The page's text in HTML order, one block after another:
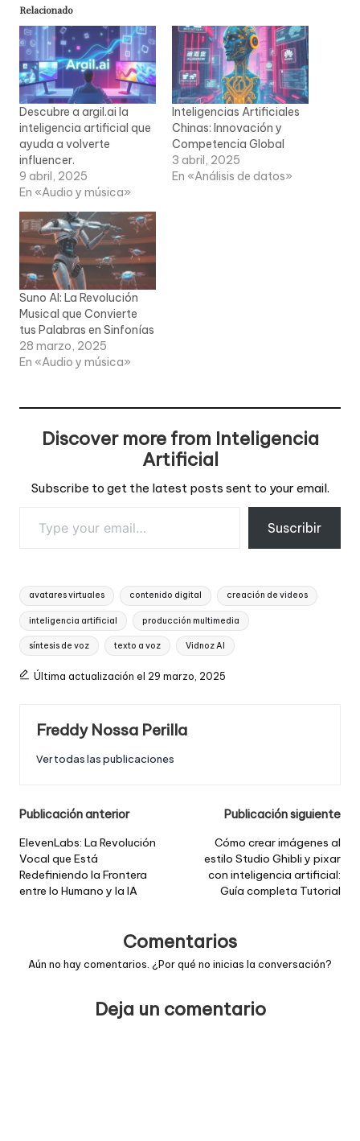
Relacionado
Descubre a argil.ai la
inteligencia artificial que
ayuda a volverte
influencer.
9 abril, 2025
En «Audio y música»
Inteligencias Artificiales
Chinas: Innovación y
Competencia Global
3 abril, 2025
En «Análisis de datos»
Suno AI: La Revolución
Musical que Convierte
tus Palabras en Sinfonías
28 marzo, 2025
En «Audio y música»
Discover more from Inteligencia
Artificial
Subscribe to get the latest posts sent to your email.
Suscribir
Tags:
avatares virtuales contenido digital creación de videos
inteligencia artificial producción multimedia
síntesis de voz texto a voz Vidnoz AI
Última actualización el 29 marzo, 2025
Freddy Nossa Perilla
Ver todas las publicaciones
Post
navigation
Publicación anterior
ElevenLabs: La Revolución
Vocal que Está
Redefiniendo la Frontera
entre lo Humano y la IA
Publicación siguiente
Cómo crear imágenes al
estilo Studio Ghibli y pixar
con inteligencia artificial:
Guía completa Tutorial
Comentarios
Aún no hay comentarios. ¿Por qué no inicias la conversación?
Deja un comentario